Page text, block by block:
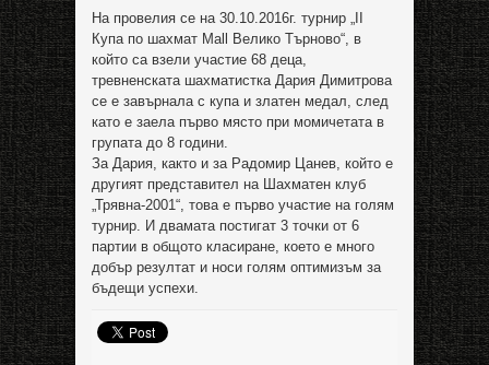
На провелия се на 30.10.2016г. турнир „II
Купа по шахмат Mall Велико Търново“, в
който са взели участие 68 деца,
тревненската шахматистка Дария Димитрова
се е завърнала с купа и златен медал, след
като е заела първо място при момичетата в
групата до 8 години.
За Дария, както и за Радомир Цанев, който е
другият представител на Шахматен клуб
„Трявна-2001“, това е първо участие на голям
турнир. И двамата постигат 3 точки от 6
партии в общото класиране, което е много
добър резултат и носи голям оптимизъм за
бъдещи успехи.